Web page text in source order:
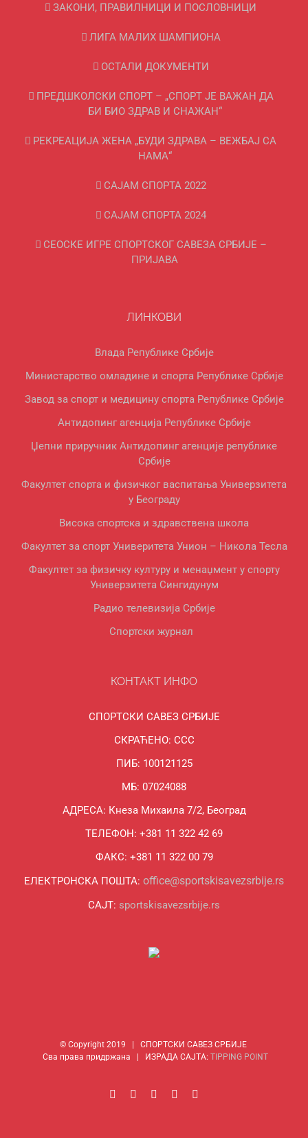
ЗАКОНИ, ПРАВИЛНИЦИ И ПОСЛОВНИЦИ
ЛИГА МАЛИХ ШАМПИОНА
ОСТАЛИ ДОКУМЕНТИ
ПРЕДШКОЛСКИ СПОРТ – „СПОРТ ЈЕ ВАЖАН ДА
БИ БИО ЗДРАВ И СНАЖАН“
РЕКРЕАЦИЈА ЖЕНА „БУДИ ЗДРАВА – ВЕЖБАЈ СА
НАМА“
САЈАМ СПОРТА 2022
САЈАМ СПОРТА 2024
СЕОСКЕ ИГРЕ СПОРТСКОГ САВЕЗА СРБИЈЕ –
ПРИЈАВА
ЛИНКОВИ
Влада Републике Србије
Министарство омладине и спорта Републике Србије
Завод за спорт и медицину спорта Републике Србије
Антидопинг агенција Републике Србије
Џепни приручник Антидопинг агенције републике
Србије
Факултет спорта и физичког васпитања Универзитета
у Београду
Висока спортска и здравствена школа
Факултет за спорт Универитета Унион – Никола Тесла
Факултет за физичку културу и менаџмент у спорту
Универзитета Сингидунум
Радио телевизија Србије
Спортски журнал
КОНТАКТ ИНФО
СПОРТСКИ САВЕЗ СРБИЈЕ
СКРАЋЕНО: ССС
ПИБ: 100121125
МБ: 07024088
АДРЕСА: Кнеза Михаила 7/2, Београд
ТЕЛЕФОН: +381 11 322 42 69
ФАКС: +381 11 322 00 79
ЕЛЕКТРОНСКА ПОШТА: office@sportskisavezsrbije.rs
САЈТ: sportskisavezsrbije.rs
© Copyright 2019 | СПОРТСКИ САВЕЗ СРБИЈЕ
Сва права придржана | ИЗРАДА САЈТА: TIPPING POINT
FacebookInstagramYouTube
Rss